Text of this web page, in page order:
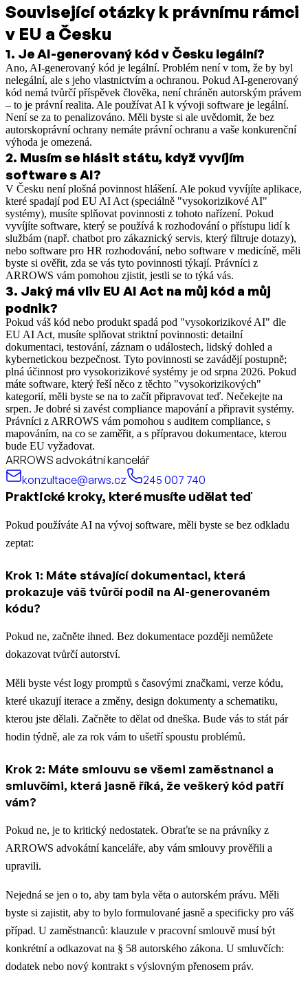
Související otázky k právnímu rámci
v EU a Česku
1. Je AI-generovaný kód v Česku legální?
Ano, AI-generovaný kód je legální. Problém není v tom, že by byl
nelegální, ale s jeho vlastnictvím a ochranou. Pokud AI-generovaný
kód nemá tvůrčí příspěvek člověka, není chráněn autorským právem
– to je právní realita. Ale používat AI k vývoji software je legální.
Není se za to penalizováno. Měli byste si ale uvědomit, že bez
autorskoprávní ochrany nemáte právní ochranu a vaše konkurenční
výhoda je omezená.
2. Musím se hlásit státu, když vyvíjím
software s AI?
V Česku není plošná povinnost hlášení. Ale pokud vyvíjíte aplikace,
které spadají pod EU AI Act (speciálně "vysokorizikové AI"
systémy), musíte splňovat povinnosti z tohoto nařízení. Pokud
vyvíjíte software, který se používá k rozhodování o přístupu lidí k
službám (např. chatbot pro zákaznický servis, který filtruje dotazy),
nebo software pro HR rozhodování, nebo software v medicíně, měli
byste si ověřit, zda se vás tyto povinnosti týkají. Právníci z
ARROWS vám pomohou zjistit, jestli se to týká vás.
3. Jaký má vliv EU AI Act na můj kód a můj
podnik?
Pokud váš kód nebo produkt spadá pod "vysokorizikové AI" dle
EU AI Act, musíte splňovat striktní povinnosti: detailní
dokumentaci, testování, záznam o událostech, lidský dohled a
kybernetickou bezpečnost. Tyto povinnosti se zavádějí postupně;
plná účinnost pro vysokorizikové systémy je od srpna 2026. Pokud
máte software, který řeší něco z těchto "vysokorizikových"
kategorií, měli byste se na to začít připravovat teď. Nečekejte na
srpen. Je dobré si zavést compliance mapování a připravit systémy.
Právníci z ARROWS vám pomohou s auditem compliance, s
mapováním, na co se zaměřit, a s přípravou dokumentace, kterou
bude EU vyžadovat.
ARROWS advokátní kancelář
konzultace@arws.cz
245 007 740
Praktické kroky, které musíte udělat teď
Pokud používáte AI na vývoj software, měli byste se bez odkladu
zeptat:
Krok 1: Máte stávající dokumentaci, která
prokazuje váš tvůrčí podíl na AI-generovaném
kódu?
Pokud ne, začněte ihned. Bez dokumentace později nemůžete
dokazovat tvůrčí autorství.
Měli byste vést logy promptů s časovými značkami, verze kódu,
které ukazují iterace a změny, design dokumenty a schematiku,
kterou jste dělali. Začněte to dělat od dneška. Bude vás to stát pár
hodin týdně, ale za rok vám to ušetří spoustu problémů.
Krok 2: Máte smlouvu se všemi zaměstnanci a
smluvčími, která jasně říká, že veškerý kód patří
vám?
Pokud ne, je to kritický nedostatek. Obraťte se na právníky z
ARROWS advokátní kanceláře, aby vám smlouvy prověřili a
upravili.
Nejedná se jen o to, aby tam byla věta o autorském právu. Měli
byste si zajistit, aby to bylo formulované jasně a specificky pro váš
případ. U zaměstnanců: klauzule v pracovní smlouvě musí být
konkrétní a odkazovat na § 58 autorského zákona. U smluvčích:
dodatek nebo nový kontrakt s výslovným přenosem práv.